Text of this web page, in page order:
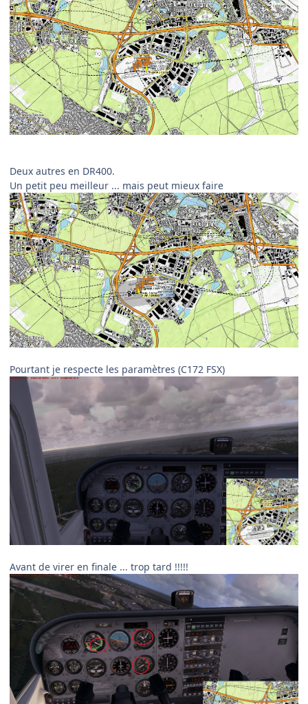
Deux autres en DR400.
Un petit peu meilleur ... mais peut mieux faire
Pourtant je respecte les paramètres (C172 FSX)
Avant de virer en finale ... trop tard !!!!!